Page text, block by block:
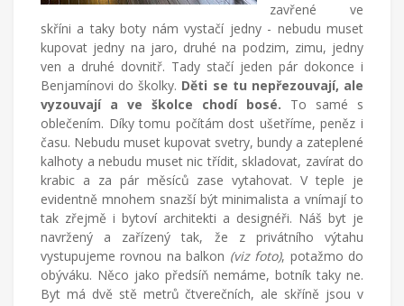
zavřené ve
skříni a taky boty nám vystačí jedny - nebudu muset
kupovat jedny na jaro, druhé na podzim, zimu, jedny
ven a druhé dovnitř. Tady stačí jeden pár dokonce i
Benjamínovi do školky. Děti se tu nepřezouvají, ale
vyzouvají a ve školce chodí bosé. To samé s
oblečením. Díky tomu počítám dost ušetříme, peněz i
času. Nebudu muset kupovat svetry, bundy a zateplené
kalhoty a nebudu muset nic třídit, skladovat, zavírat do
krabic a za pár měsíců zase vytahovat. V teple je
evidentně mnohem snazší být minimalista a vnímají to
tak zřejmě i bytoví architekti a designéři. Náš byt je
navržený a zařízený tak, že z privátního výtahu
vystupujeme rovnou na balkon (viz foto), potažmo do
obýváku. Něco jako předsíň nemáme, botník taky ne.
Byt má dvě stě metrů čtverečních, ale skříně jsou v